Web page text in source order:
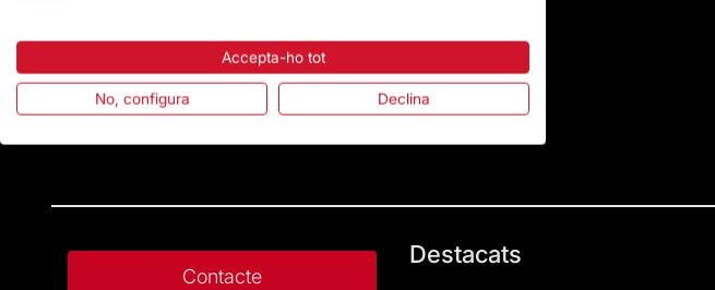
Contacte
Destacats
Accepta-ho tot
No, configura Declina